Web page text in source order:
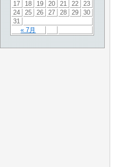
« 7月
17
18 19 20 21 22
23
24
25 26 27 28 29
30
31